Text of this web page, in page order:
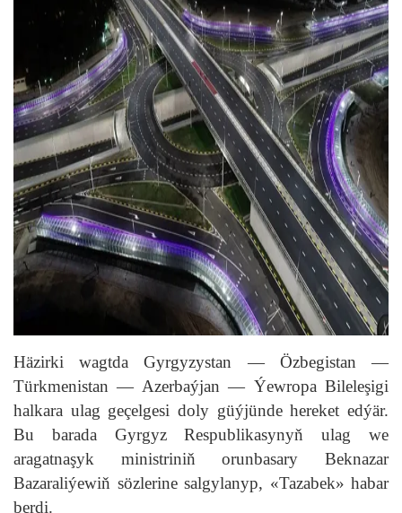
Häzirki wagtda Gyrgyzystan — Özbegistan —
Türkmenistan — Azerbaýjan — Ýewropa Bileleşigi
halkara ulag geçelgesi doly güýjünde hereket edýär.
Bu barada Gyrgyz Respublikasynyň ulag we
aragatnaşyk ministriniň orunbasary Beknazar
Bazaraliýewiň sözlerine salgylanyp, «Tazabek» habar
berdi.